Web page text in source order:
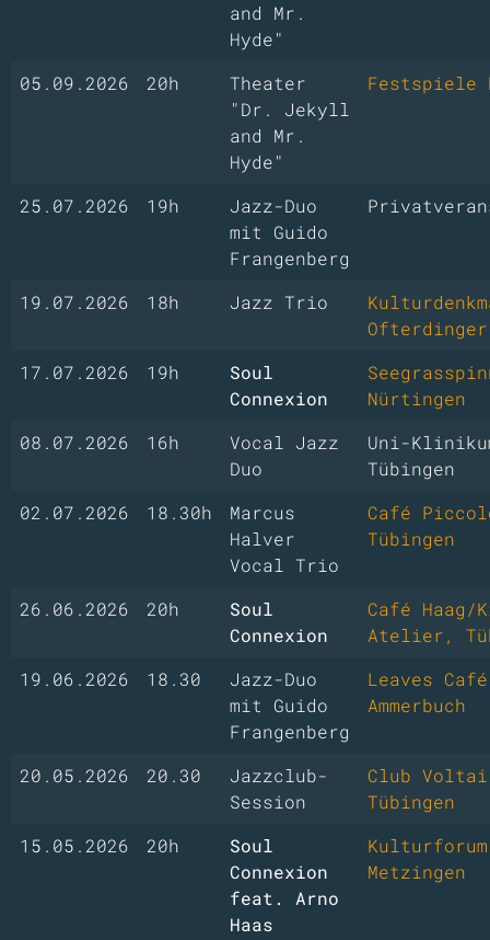
and Mr.
Hyde"
05.09.2026 20h
Theater
"Dr. Jekyll
and Mr.
Hyde"
Festspiele
25.07.2026 19h
Jazz-Duo
mit Guido
Frangenberg
19.07.2026 18h Jazz Trio
Ofterdinger
17.07.2026
19h
Soul
Connexion
Nürtingen
08.07.2026
16h
Vocal Jazz
Duo
Uni-
Tübingen
02.07.2026
18.30h
Marcus
Halver
Vocal Trio
Café
Tübingen
26.06.2026 20h
Soul
Connexion
Café Haag/
Atelier,
19.06.2026
18.30
Jazz-Duo
mit Guido
Frangenberg
Leaves
Ammerbuch
20.05.2026 20.30
Jazzclub-
Session
Club
Tübingen
15.05.2026
20h
Soul
Connexion
feat. Arno
Haas
Kulturforum
Metzingen